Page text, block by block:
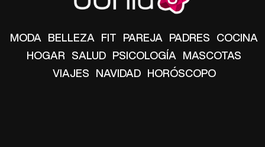
MODA BELLEZA FIT PAREJA PADRES COCINA
HOGAR SALUD PSICOLOGÍA MASCOTAS
VIAJES NAVIDAD HORÓSCOPO